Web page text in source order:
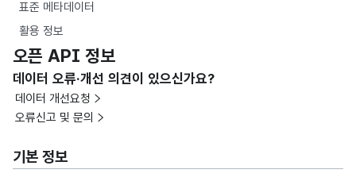
표준 메타데이터
활용 정보
오픈 API 정보
데이터 오류·개선 의견이 있으신가요?
데이터 개선요청
오류신고 및 문의
기본 정보